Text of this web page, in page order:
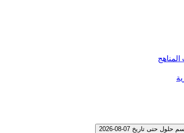
تاريخ 07-08-2026